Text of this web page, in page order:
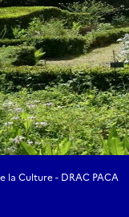
la Culture - DRAC PACA